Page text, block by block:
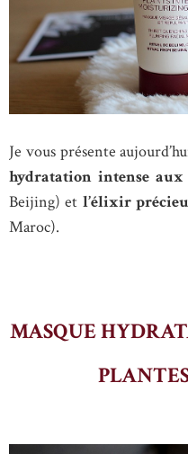
Je vous présente
hydratation intense aux
Beijing) et l’élixir
Maroc).
MASQUE